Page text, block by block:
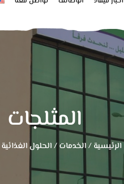
المثلجات
الرئيسية /الخدمات /الحلول الغذائية